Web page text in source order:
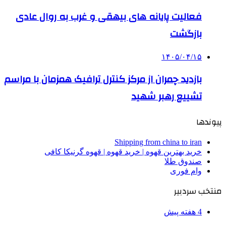
فعالیت پایانه های بیهقی و غرب به روال عادی
بازگشت
۱۴۰۵/۰۴/۱۵
بازدید چمران از مرکز کنترل ترافیک همزمان با مراسم
تشییع رهبر شهید
پیوندها
Shipping from china to iran
خرید بهترین قهوه | خرید قهوه | قهوه گرنیکا کافی
صندوق طلا
وام فوری
منتخب سردبیر
4 هفته پیش